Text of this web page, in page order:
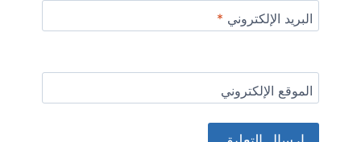
البريد الإلكتروني *
الموقع الإلكتروني